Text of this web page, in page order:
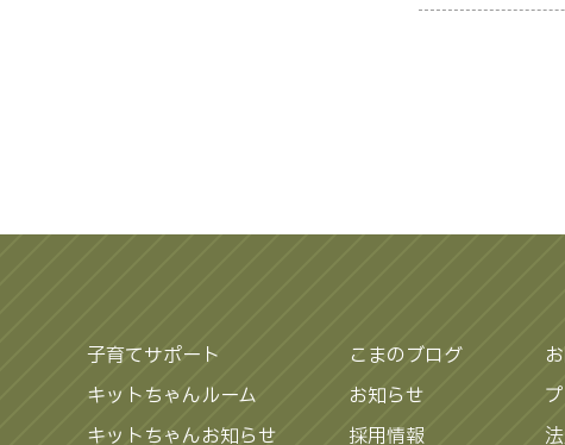
子育てサポート
キットちゃんルーム
キットちゃんお知らせ
こまのブログ
お知らせ
採用情報